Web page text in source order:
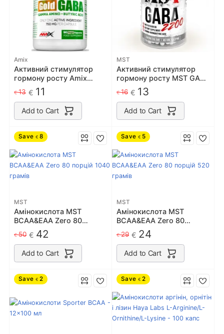
Amix
Активний стимулятор
гормону росту Amix
GreenDay ProVegan GABA
- 90 веган капс
€13 € 11
Add to Cart
MST
Активний стимулятор
гормону росту MST GABA
2200 | Гамма-
аміномасляна кислота
100 капсул
€16 € 13
Add to Cart
Save € 8
MST
Амінокислота MST
BCAA&EAA Zero 80
порцій 1040 грамів
€50 € 42
Add to Cart
Save € 5
MST
Амінокислота MST
BCAA&EAA Zero 80
порцій 520 грамів
€29 € 24
Add to Cart
Save € 2 Save € 2